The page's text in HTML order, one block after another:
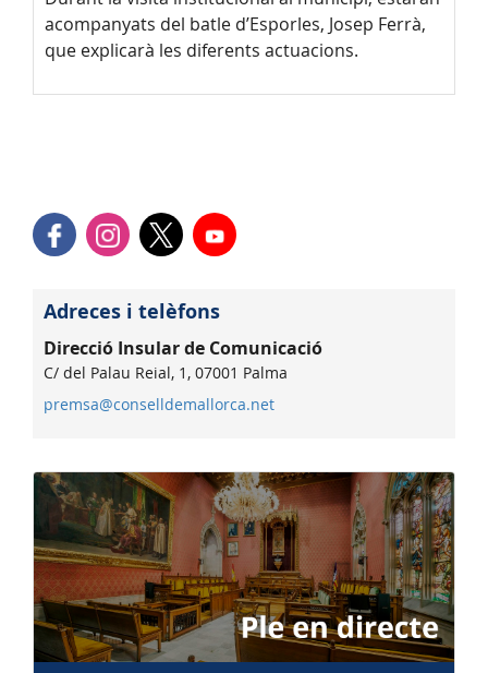
acompanyats del batle d’Esporles, Josep Ferrà,
que explicarà les diferents actuacions.
Adreces i telèfons
Direcció Insular de Comunicació
C/ del Palau Reial, 1, 07001 Palma
premsa@conselldemallorca.net